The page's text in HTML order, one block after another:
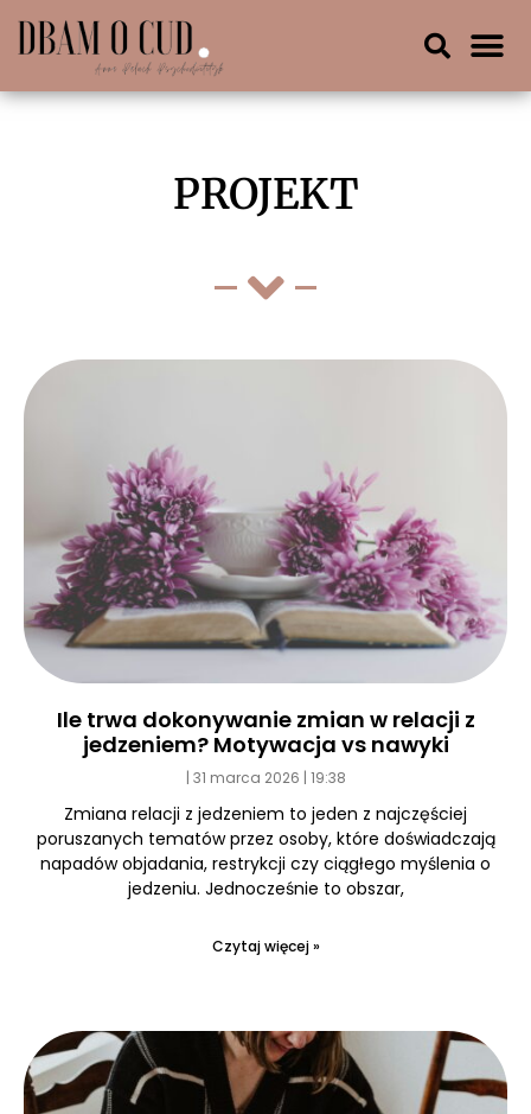
PROJEKT
Ile trwa dokonywanie zmian w relacji z
jedzeniem? Motywacja vs nawyki
31 marca 2026 19:38
Zmiana relacji z jedzeniem to jeden z najczęściej
poruszanych tematów przez osoby, które doświadczają
napadów objadania, restrykcji czy ciągłego myślenia o
jedzeniu. Jednocześnie to obszar,
Czytaj więcej »